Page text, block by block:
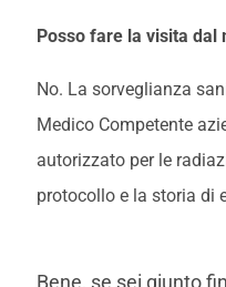
Posso fare la visita
No. La sorveglianza
Medico Competente
autorizzato per le
protocollo e la storia di
Bene, se sei giunto